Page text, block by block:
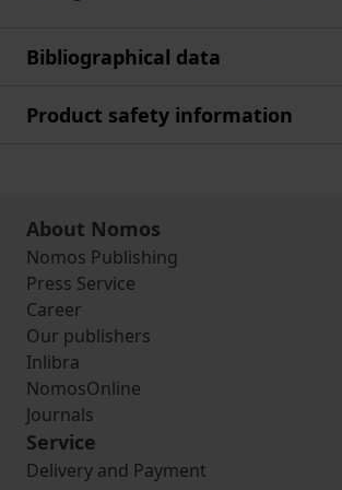
Bibliographical data
Product safety information
About Nomos
Nomos Publishing
Press Service
Career
Our publishers
Inlibra
NomosOnline
Journals
Service
Delivery and Payment